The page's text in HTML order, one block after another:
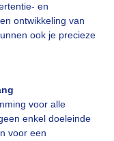
en
ontwikkeling van
ook je precieze
voor alle
enkel doeleinde
voor een